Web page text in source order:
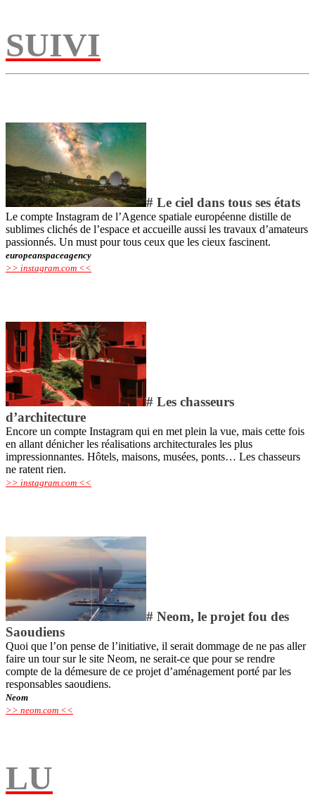
SUIVI
# Le ciel dans tous ses états
Le compte Instagram de l’Agence spatiale européenne distille de
sublimes clichés de l’espace et accueille aussi les travaux d’amateurs
passionnés. Un must pour tous ceux que les cieux fascinent.
europeanspaceagency
>> instagram.com <<
# Les chasseurs
d’architecture
Encore un compte Instagram qui en met plein la vue, mais cette fois
en allant dénicher les réalisations architecturales les plus
impressionnantes. Hôtels, maisons, musées, ponts… Les chasseurs
ne ratent rien.
>> instagram.com <<
# Neom, le projet fou des
Saoudiens
Quoi que l’on pense de l’initiative, il serait dommage de ne pas aller
faire un tour sur le site Neom, ne serait-ce que pour se rendre
compte de la démesure de ce projet d’aménagement porté par les
responsables saoudiens.
Neom
>> neom.com <<
LU